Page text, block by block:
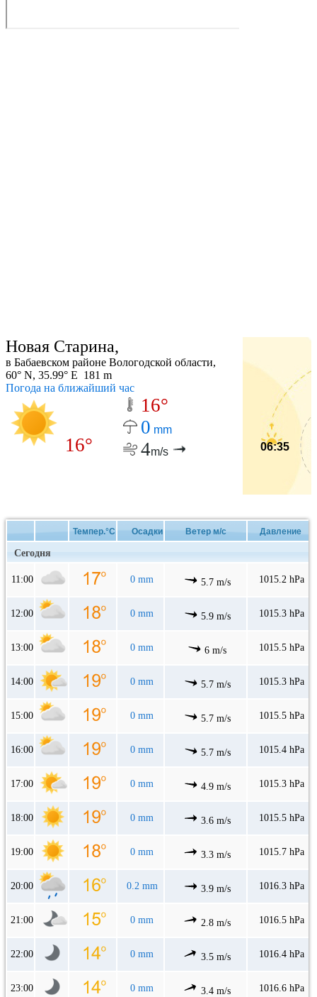
Новая Старина,
в Бабаевском районе Вологодской области,
60° N, 35.99° E 181 m
Погода на ближайший час
16°
16°
0 mm
4m/s 06:35
Темпер.°C Осадки Ветер м/с Давление
Сегодня
11:00 0 mm 5.7 m/s 1015.2 hPa
12:00 0 mm 5.9 m/s 1015.3 hPa
13:00 0 mm 6 m/s 1015.5 hPa
14:00 0 mm 5.7 m/s 1015.3 hPa
15:00 0 mm 5.7 m/s 1015.5 hPa
16:00 0 mm 5.7 m/s 1015.4 hPa
17:00 0 mm 4.9 m/s 1015.3 hPa
18:00 0 mm 3.6 m/s 1015.5 hPa
19:00 0 mm 3.3 m/s 1015.7 hPa
20:00 0.2 mm 3.9 m/s 1016.3 hPa
21:00 0 mm 2.8 m/s 1016.5 hPa
22:00 0 mm 3.5 m/s 1016.4 hPa
23:00 0 mm 3.4 m/s 1016.6 hPa